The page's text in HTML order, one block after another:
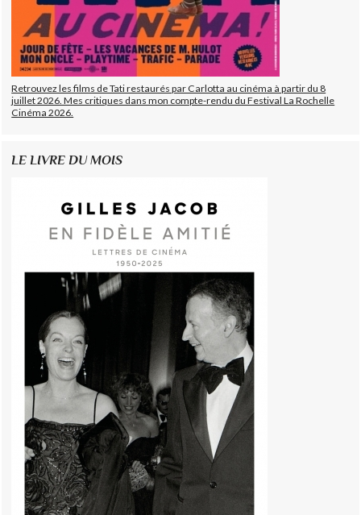
Retrouvez les films de Tati restaurés par Carlotta au cinéma à partir du 8
juillet 2026. Mes critiques dans mon compte-rendu du Festival La Rochelle
Cinéma 2026.
LE LIVRE DU MOIS